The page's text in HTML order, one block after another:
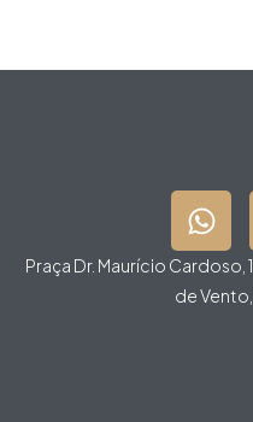
Praça Dr. Maurício Cardoso,
de